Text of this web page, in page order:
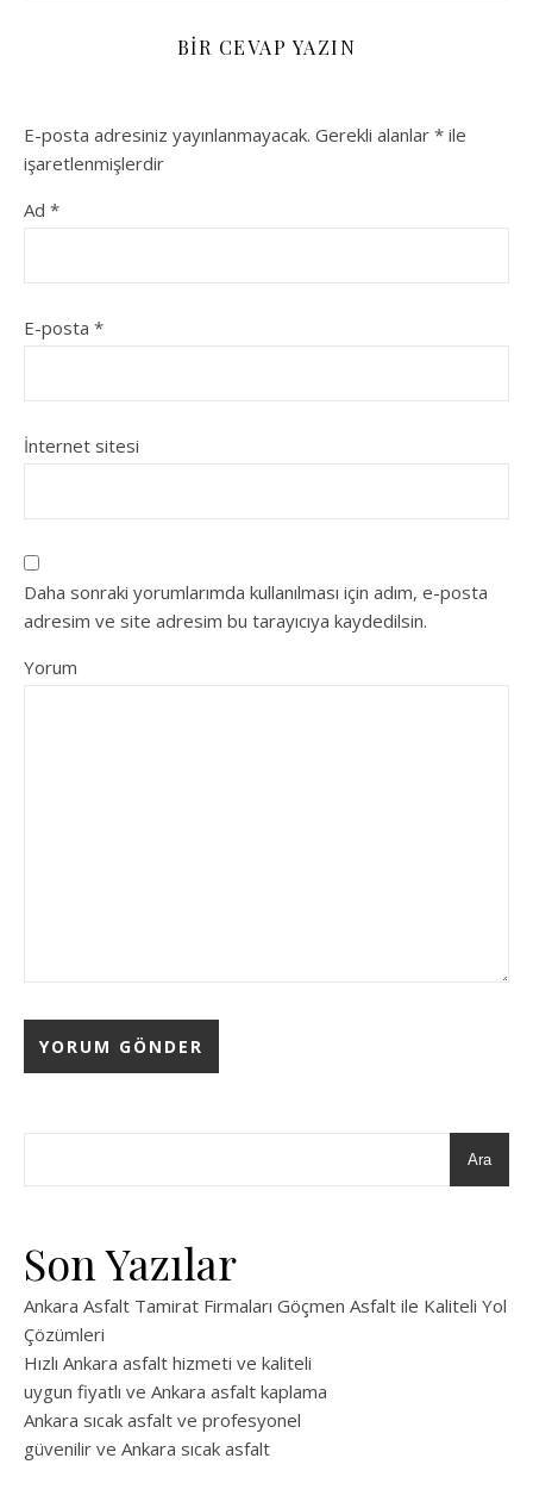
BIR CEVAP YAZIN
E-posta adresiniz yayınlanmayacak. Gerekli alanlar * ile
işaretlenmişlerdir
Ad *
E-posta *
İnternet sitesi
Daha sonraki yorumlarımda kullanılması için adım, e-posta
adresim ve site adresim bu tarayıcıya kaydedilsin.
Yorum
Ara
Son Yazılar
Ankara Asfalt Tamirat Firmaları Göçmen Asfalt ile Kaliteli Yol
Çözümleri
Hızlı Ankara asfalt hizmeti ve kaliteli
uygun fiyatlı ve Ankara asfalt kaplama
Ankara sıcak asfalt ve profesyonel
güvenilir ve Ankara sıcak asfalt